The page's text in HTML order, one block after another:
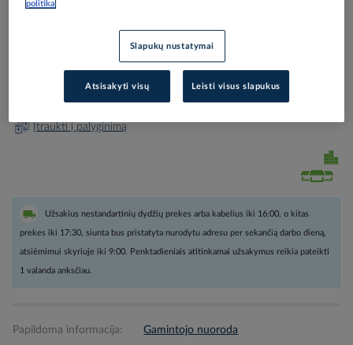
images
Prisijunkite, norėdami pamatyti kainas
Įtraukti į palyginimą
Užsakius nestandartinių dydžių prekes arba kabelius iki 16:00, o kitas
prekes iki 17:30, siunta bus pristatyta nurodytu adresu per sekančią darbo dieną,
atsiėmimui skyriuje iki 9:00. Penktadieniais atitinkamai užsakymus reikia pateikti
1 valanda anksčiau.
Papildoma informacija: Gamintojo nuoroda
politika
Slapukų nustatymai
Atsisakyti visų Leisti visus slapukus